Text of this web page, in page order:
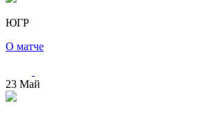
ЮГР
О матче
23 Май